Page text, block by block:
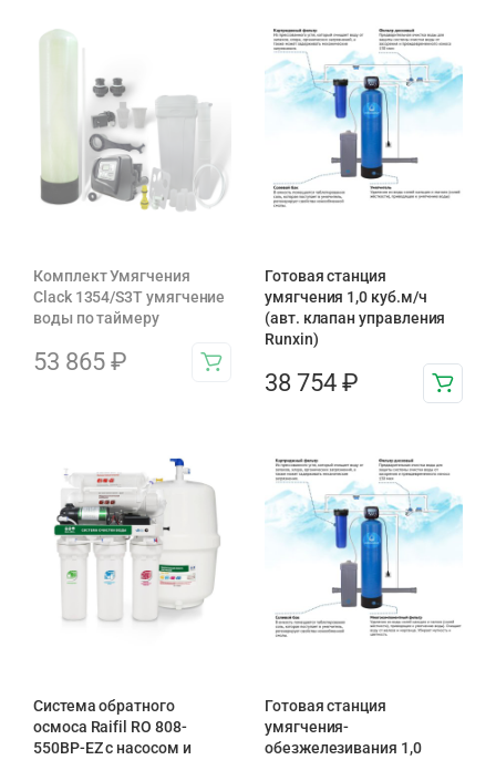
Комплект Умягчения
Clack 1354/S3T умягчение
воды по таймеру
53 865 ₽
Готовая станция
умягчения 1,0 куб.м/ч
(авт. клапан управления
Runxin)
38 754 ₽
Система обратного
осмоса Raifil RO 808-
550BP-EZ с насосом и
Готовая станция
умягчения-
обезжелезивания 1,0